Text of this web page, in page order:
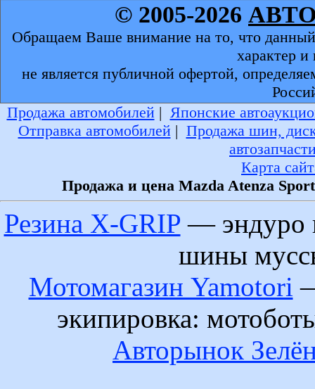
© 2005-2026
Обращаем Ваше внимание на то, что
характер
не является публичной офертой,
Продажа автомобилей| Японские
Отправка автомобилей| Продажа шин,
Карта
Продажа и цена Mazda Atenza
Резина X-GRIP — эндуро
шины
Мотомагазин Yamotori
экипировка:
Авторынок